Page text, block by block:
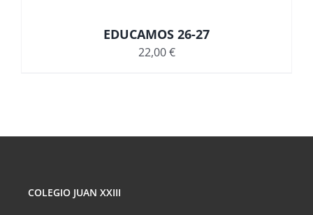
EDUCAMOS 26-27
22,00€
COLEGIO JUAN XXIII